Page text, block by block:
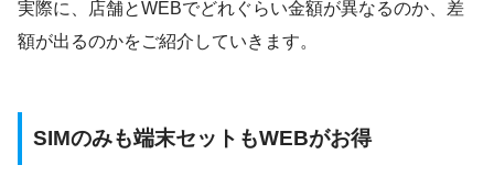
実際に、店舗とWEBでどれぐらい金額が異なるのか、差
額が出るのかをご紹介していきます。
SIMのみも端末セットもWEBがお得